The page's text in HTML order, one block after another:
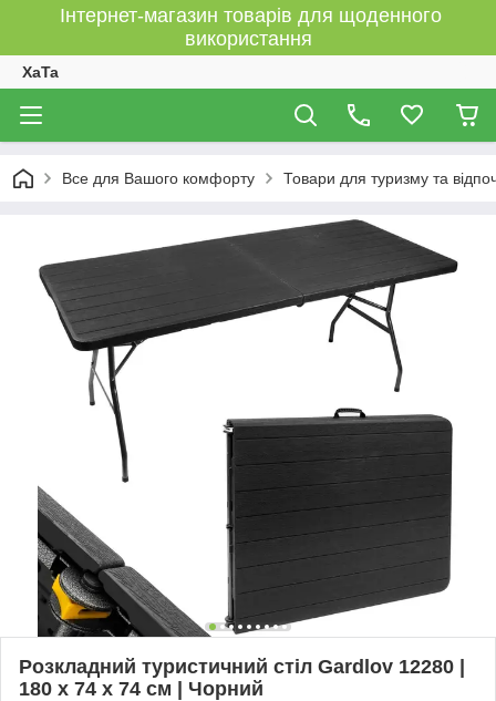
Інтернет-магазин товарів для щоденного
використання
XaTa
Все для Вашого комфорту Товари для туризму та
Розкладний туристичний стіл Gardlov 12280 |
180 х 74 х 74 см | Чорний